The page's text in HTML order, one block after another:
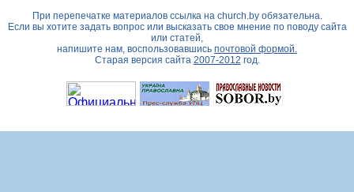
При перепечатке материалов ссылка на church.byобязательна.
Если вы хотите задать вопрос или высказать свое мнение по поводу сайта
или статей,
напишите нам, воспользовавшись почтовой формой.
Старая версия сайта 2007-2012 год.